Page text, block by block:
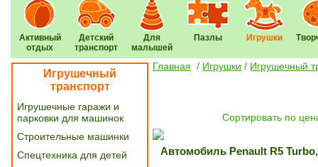
Активный
отдых
Детский
транспорт
Для
малышей
Пазлы Игрушки
Игрушечный
транспорт
Игрушечные гаражи и
парковки для машинок
Строительные машинки
Спецтехника для детей
Главная / Игрушки / Игрушечный
Cортировать по
Автомобиль Penault R5